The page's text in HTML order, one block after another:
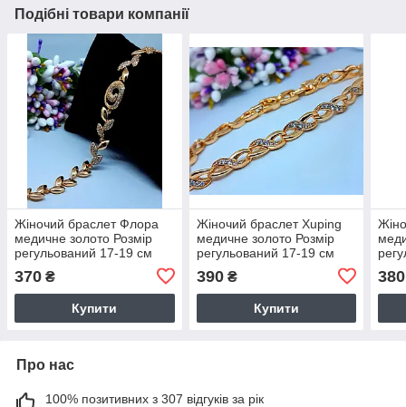
Подібні товари компанії
Жіночий браслет Флора
медичне золото Розмір
регульований 17-19 см
370 ₴
Купити
Жіночий браслет Xuping
медичне золото Розмір
регульований 17-19 см
390₴
Купити
380
Про нас
100% позитивних з 307 відгуків за рік